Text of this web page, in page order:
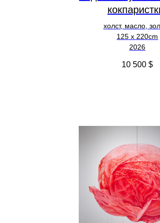
холст, масло,
125 х 220cm
2026
10 500 $